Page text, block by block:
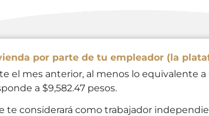
por parte de tu empleador (la
el mes anterior, al menos lo equivalente
a $9,582.47 pesos.
te considerará como trabajador